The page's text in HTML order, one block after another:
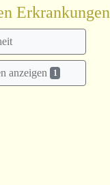
Erkrankungen
anzeigen 1